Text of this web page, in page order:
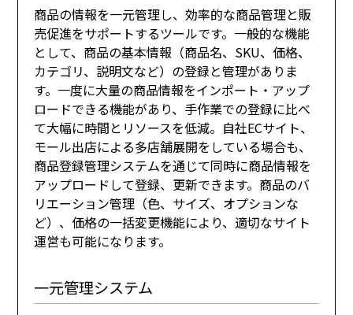
商品の情報を一元管理し、効率的な商品管理と販
売促進をサポートするツールです。一般的な機能
として、商品の基本情報（商品名、SKU、価格、
カテゴリ、説明文など）の登録と管理がありま
す。一度に大量の商品情報をインポート・アップ
ロードできる機能があり、手作業での登録に比べ
て大幅に時間とリソースを低減。自社ECサイト、
モール出店による多店舗展開をしている場合も、
商品登録管理システムを通じて同時に商品情報を
アップロードして登録、更新できます。商品のバ
リエーション管理（色、サイズ、オプションな
ど）、価格の一括変更機能により、適切なサイト
運営も可能になります。
一元管理システム